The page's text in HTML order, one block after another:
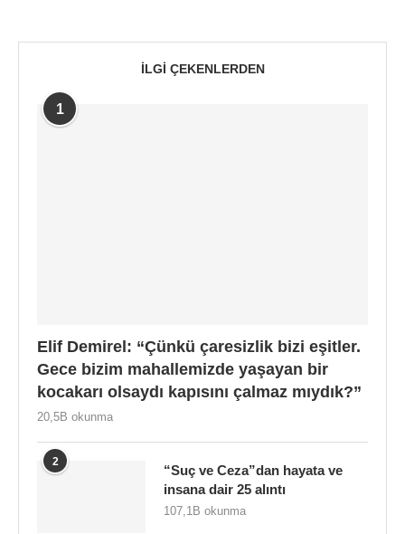
İLGI ÇEKENLERDEN
1
Elif Demirel: “Çünkü çaresizlik bizi eşitler.
Gece bizim mahallemizde yaşayan bir
kocakarı olsaydı kapısını çalmaz mıydık?”
20,5B okunma
2
“Suç ve Ceza”dan hayata ve
insana dair 25 alıntı
107,1B okunma